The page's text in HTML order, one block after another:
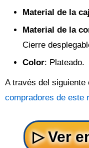
Material de la
Material de la
Cierre
Color: Plateado.
A través del siguiente
compradores de este